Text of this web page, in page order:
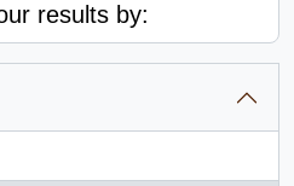
results by: